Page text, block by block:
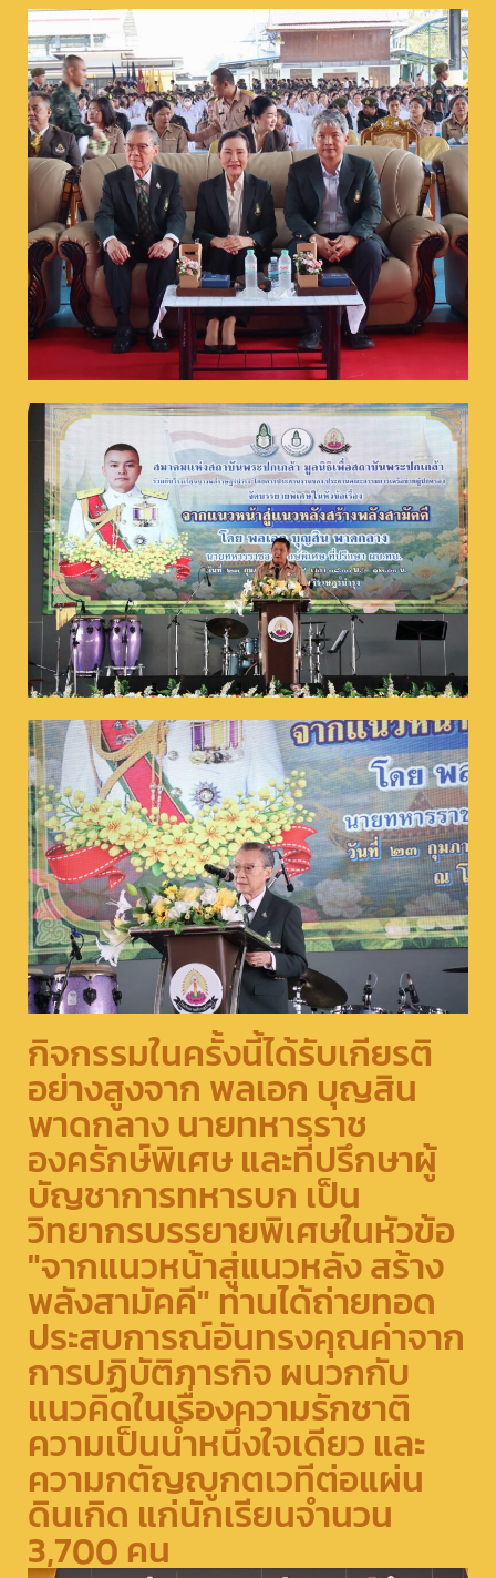
กิจกรรมในครั้งนี้ได้รับเกียรติ
อย่างสูงจาก พลเอก บุญสิน
พาดกลาง นายทหารราช
องครักษ์พิเศษ และที่ปรึกษาผู้
บัญชาการทหารบก เป็น
วิทยากรบรรยายพิเศษในหัวข้อ
"จากแนวหน้าสู่แนวหลัง สร้าง
พลังสามัคคี" ท่านได้ถ่ายทอด
ประสบการณ์อันทรงคุณค่าจาก
การปฏิบัติภารกิจ ผนวกกับ
แนวคิดในเรื่องความรักชาติ
ความเป็นน้ำหนึ่งใจเดียว และ
ความกตัญญูกตเวทีต่อแผ่น
ดินเกิด แก่นักเรียนจำนวน
3,700 คน